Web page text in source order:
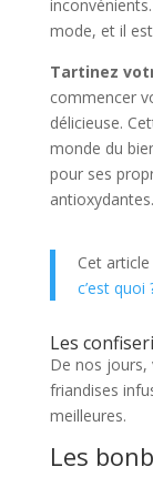
mode, et il
Tartinez
commencer
délicieuse.
monde du
pour ses
Cet
c’est quoi
Les
De nos
friandises
meilleures.
Les